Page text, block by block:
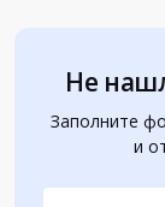
Не
Заполните
и